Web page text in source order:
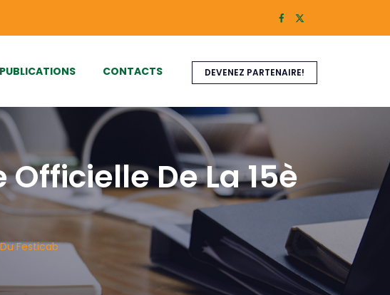
DEVENEZ PARTENAIRE!
PUBLICATIONS CONTACTS
De La 15è
Festicab